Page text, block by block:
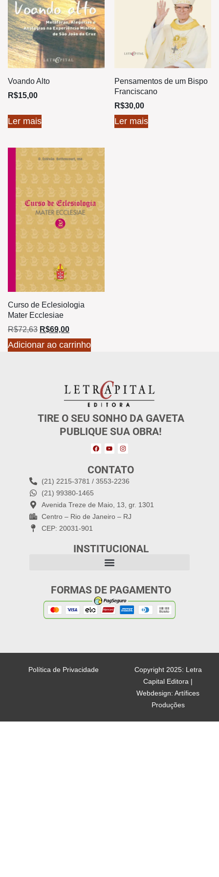
Voando Alto
R$15,00
Ler mais
Pensamentos de um Bispo
Franciscano
R$30,00
Ler mais
Curso de Eclesiologia
Mater Ecclesiae
R$72,63 R$69,00
Adicionar ao carrinho
TIRE O SEU SONHO DA GAVETA
PUBLIQUE SUA OBRA!
CONTATO
(21) 2215-3781 / 3553-2236
(21) 99380-1465
Avenida Treze de Maio, 13, gr. 1301
Centro – Rio de Janeiro – RJ
CEP: 20031-901
INSTITUCIONAL
FORMAS DE PAGAMENTO
Copyright 2025: Letra
Capital Editora |
Webdesign: Artífices
Produções
Política de Privacidade